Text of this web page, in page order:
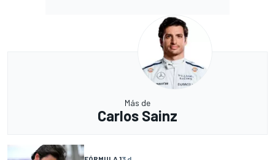
Más de
Carlos Sainz